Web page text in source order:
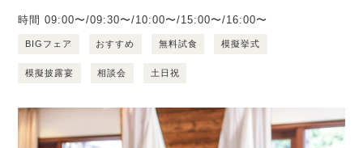
時間 09:00〜/09:30〜/10:00〜/15:00〜/16:00〜
BIGフェア おすすめ 無料試食 模擬挙式
模擬披露宴 相談会 土日祝